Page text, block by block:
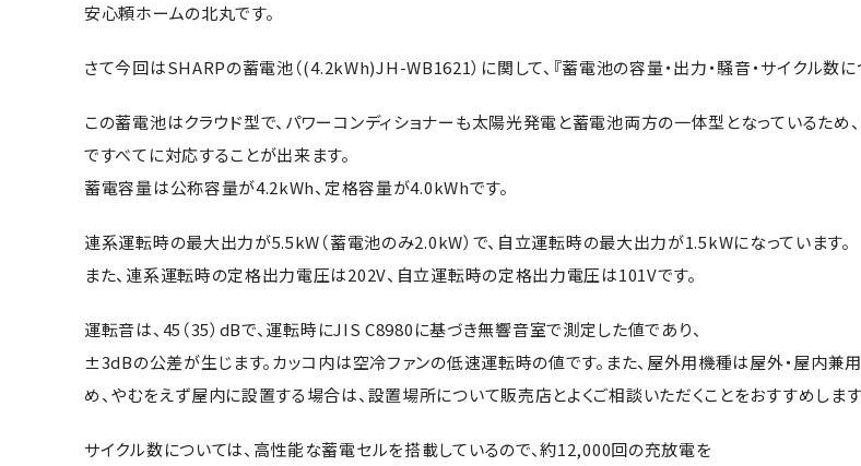
安心頼ホームの北丸です。
さて今回はSHARPの蓄電池（(4.2kWh)JH-WB1621）に関して、『蓄電池の容量・出力・騒音・サイクル数に
この蓄電池はクラウド型で、パワーコンディショナーも太陽光発電と蓄電池両方の一体型となっているため
ですべてに対応することが出来ます。
蓄電容量は公称容量が4.2kWh、定格容量が4.0kWhです。
連系運転時の最大出力が5.5kW（蓄電池のみ2.0kW）で、自立運転時の最大出力が1.5kWになっています。
また、連系運転時の定格出力電圧は202V、自立運転時の定格出力電圧は101Vです。
運転音は、45（35）dBで、運転時にJIS C8980に基づき無響音室で測定した値であり、
±3dBの公差が生じます。カッコ内は空冷ファンの低速運転時の値です。また、屋外用機種は屋外・屋内兼
め、やむをえず屋内に設置する場合は、設置場所について販売店とよくご相談いただくことをおすすめします
サイクル数については、高性能な蓄電セルを搭載しているので、約12,000回の充放電を